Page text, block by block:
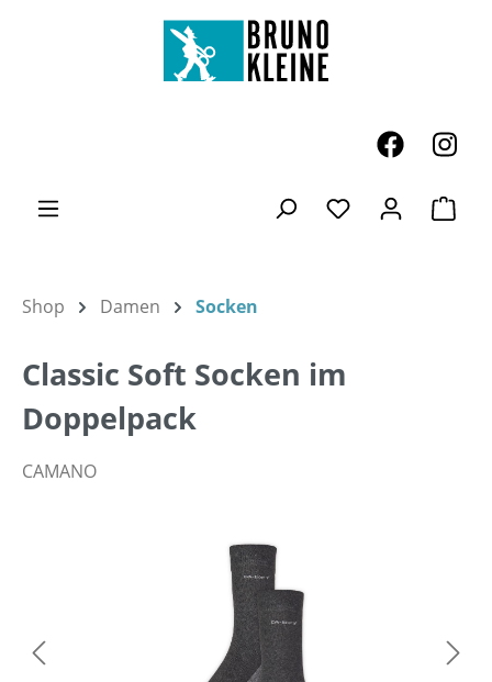
Zum Hauptinhalt springen
Du hast 0
Shop Damen Socken
Classic Soft Socken im
Doppelpack
CAMANO
Bildergalerie überspringen